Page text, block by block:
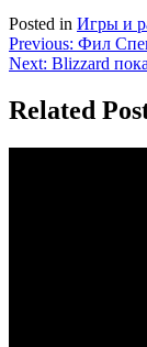
Posted in Игры и
Навигация
по
записям
Previous: Фил
Next: Blizzard
Related